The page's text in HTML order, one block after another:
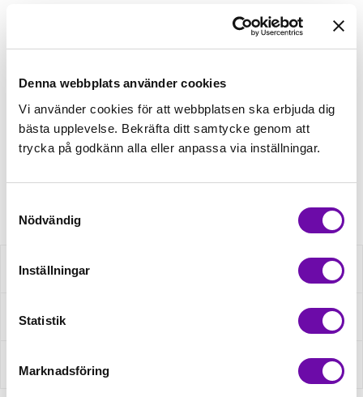
Denna webbplats använder cookies
Vi använder cookies för att webbplatsen ska erbjuda dig
bästa upplevelse. Bekräfta ditt samtycke genom att
trycka på godkänn alla eller anpassa via inställningar.
Nödvändig
Inställningar
Statistik
Marknadsföring
Lägg till varukorgen
Finns i lager
Minsta beställning: 1 st
Beskrivning
Fråga om produkt
Recensioner